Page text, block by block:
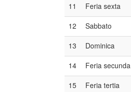
11
Feria sexta
12
Sabbato
13
Dominica
14
Feria secunda
15
Feria tertia